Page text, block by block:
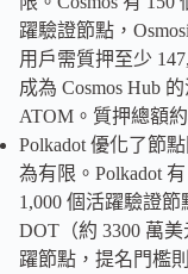
躍驗證節點，
用戶需質押至少
成為 Cosmos Hub
ATOM。質押總額
Polkadot 優化了節
為有限。Polkadot
1,000 個活躍驗證
DOT（約 3300 萬
躍節點，提名門檻